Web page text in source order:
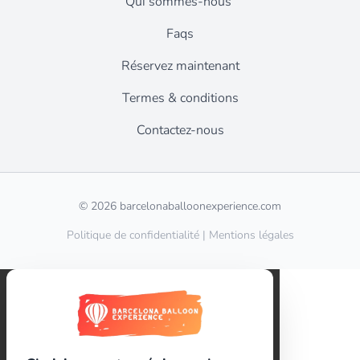
Faqs
Réservez maintenant
Termes & conditions
Contactez-nous
© 2026 barcelonaballoonexperience.com
Politique de confidentialité | Mentions légales